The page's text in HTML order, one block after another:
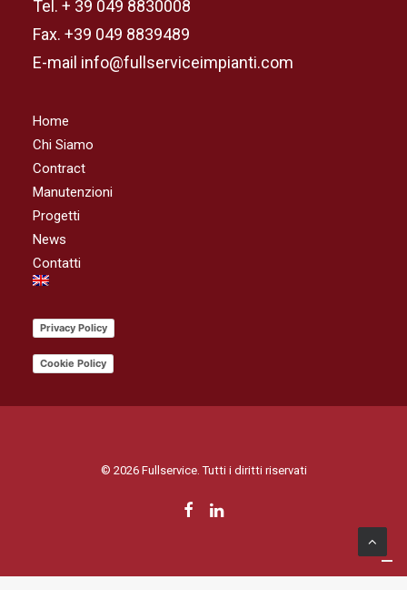
Tel. + 39 049 8830008
Fax. +39 049 8839489
E-mail info@fullserviceimpianti.com
Home
Chi Siamo
Contract
Manutenzioni
Progetti
News
Contatti
Privacy Policy
Cookie Policy
© 2026 Fullservice. Tutti i diritti riservati